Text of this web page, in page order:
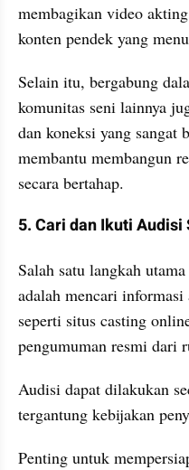
membagikan video
konten pendek yang
Selain itu, bergabung
komunitas seni lainnya
dan koneksi yang sangat
membantu membangun
secara bertahap.
5. Cari dan Ikuti
Salah satu langkah
adalah mencari
seperti situs casting
pengumuman resmi dari
Audisi dapat dilakukan
tergantung kebijakan
Penting untuk